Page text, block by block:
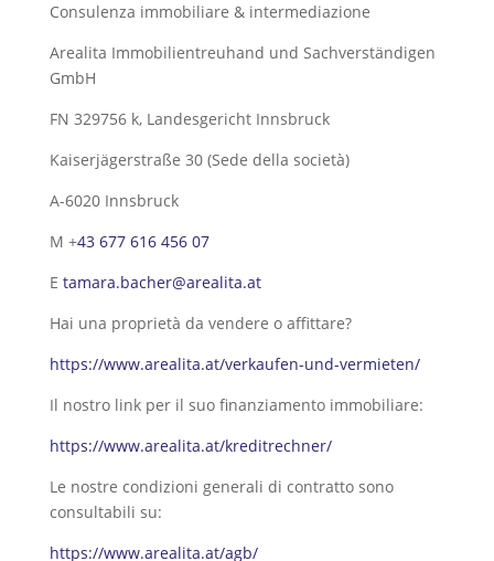
Consulenza immobiliare & intermediazione
Arealita Immobilientreuhand und Sachverständigen
GmbH
FN 329756 k, Landesgericht Innsbruck
Kaiserjägerstraße 30 (Sede della società)
A-6020 Innsbruck
M +43 677 616 456 07
E tamara.bacher@arealita.at
Hai una proprietà da vendere o affittare?
https://www.arealita.at/verkaufen-und-vermieten/
Il nostro link per il suo finanziamento immobiliare:
https://www.arealita.at/kreditrechner/
Le nostre condizioni generali di contratto sono
consultabili su:
https://www.arealita.at/agb/